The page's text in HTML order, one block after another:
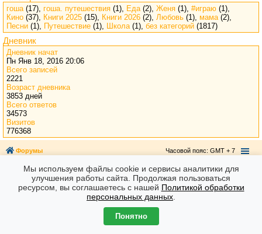
гоша(17), гоша. путешествия (1), Еда(2), Женя (1), #играю (1),
Кино (37), Книги 2025 (15), Книги 2026 (2), Любовь (1), мама(2),
Песни (1), Путешествие (1), Школа(1), без категорий (1817)
Дневник
Дневник начат
Пн Янв 18, 2016 20:06
Всего записей
2221
Возраст дневника
3853 дней
Всего ответов
34573
Визитов
776368
Форумы Часовой пояс: GMT + 7
Создано на основе phpBB® Forum Software © phpBB Limited
Мы используем файлы cookie и сервисы аналитики для
улучшения работы сайта. Продолжая пользоваться
ресурсом, вы соглашаетесь с нашей Политикой обработки
персональных данных
Понятно